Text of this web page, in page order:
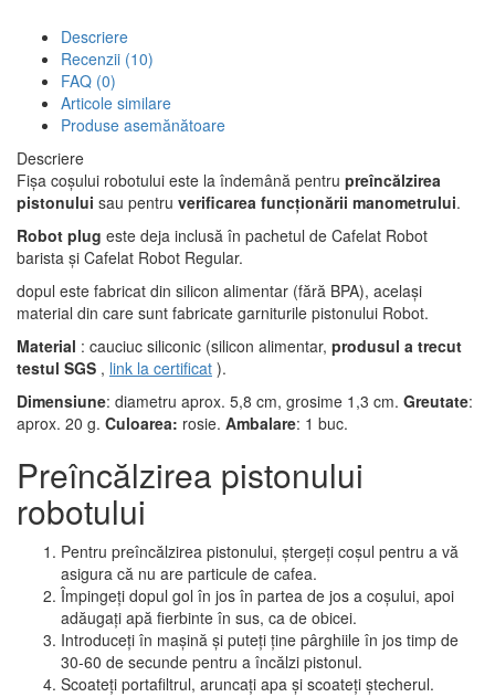
Descriere
Recenzii (10)
FAQ (0)
Articole similare
Produse asemănătoare
Descriere
Fișa coșului robotului este la îndemână pentru preîncălzirea
pistonului sau pentru verificarea funcționării manometrului.
Robot plug este deja inclusă în pachetul de Cafelat Robot
barista și Cafelat Robot Regular.
dopul este fabricat din silicon alimentar (fără BPA), același
material din care sunt fabricate garniturile pistonului Robot.
Material : cauciuc siliconic (silicon alimentar, produsul a trecut
testul SGS , link la certificat ).
Dimensiune: diametru aprox. 5,8 cm, grosime 1,3 cm. Greutate:
aprox. 20 g. Culoarea: rosie. Ambalare: 1 buc.
Preîncălzirea pistonului
robotului
Pentru preîncălzirea pistonului, ștergeți coșul pentru a vă
asigura că nu are particule de cafea.
Împingeți dopul gol în jos în partea de jos a coșului, apoi
adăugați apă fierbinte în sus, ca de obicei.
Introduceți în mașină și puteți ține pârghiile în jos timp de
30-60 de secunde pentru a încălzi pistonul.
Scoateți portafiltrul, aruncați apa și scoateți ștecherul.